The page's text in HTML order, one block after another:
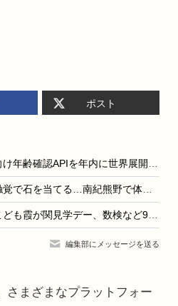
ポスト
Google、アプリ向け年齢確認APIを年内に世界展開…未成年者保護を強化
【夏休み2026】触覚で石を当てる…南紀熊野で体験型イベント8/1-23
【夏休み2026】こども霞が関見学デー、数検など9団体が「検定体験」7/29・30
編集部にメッセージを送る
さまざまなプラットフォー